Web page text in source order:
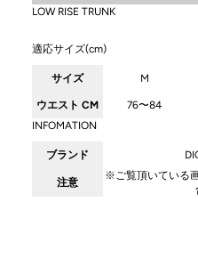
LOW RISE TRUNK
適応サイズ(cm)
サイズ M
ウエスト CM 76〜84
INFOMATION
ブランド
注意
※ご覧頂いている